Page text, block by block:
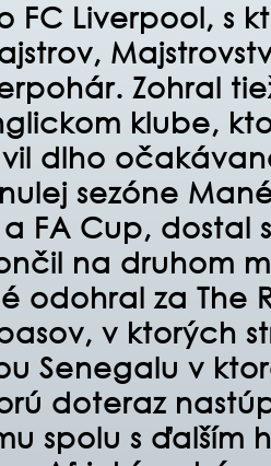
FC Liverpool, s
Zohral
klube,
dlho
sezóne
FA Cup, dostal
na druhom
odohral za The
v ktorých
Senegalu v
doteraz
spolu s ďalším